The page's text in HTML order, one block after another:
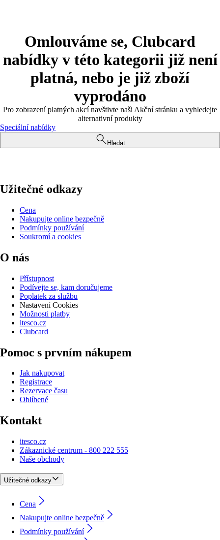
Omlouváme se, Clubcard
nabídky v této kategorii již není
platná, nebo je již zboží
vyprodáno
Pro zobrazení platných akcí navštivte naši Akční stránku a vyhledejte
alternativní produkty
Speciální nabídky
Hledat
Užitečné odkazy
Cena
Nakupujte online bezpečně
Podmínky používání
Soukromí a cookies
O nás
Přístupnost
Podívejte se, kam doručujeme
Poplatek za službu
Nastavení Cookies
Možnosti platby
itesco.cz
Clubcard
Pomoc s prvním nákupem
Jak nakupovat
Registrace
Rezervace času
Oblíbené
Kontakt
itesco.cz
Zákaznické centrum - 800 222 555
Naše obchody
Užitečné odkazy
Cena
Nakupujte online bezpečně
Podmínky používání